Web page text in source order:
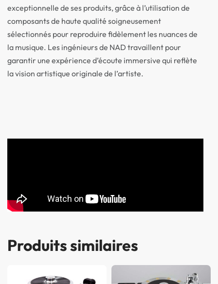
exceptionnelle de ses produits, grâce à l’utilisation de
composants de haute qualité soigneusement
sélectionnés pour reproduire fidèlement les nuances de
la musique. Les ingénieurs de NAD travaillent pour
garantir une expérience d’écoute immersive qui reflète
la vision artistique originale de l’artiste.
Produits similaires